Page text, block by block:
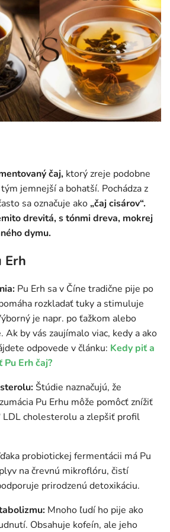
čaj, ktorý zreje podobne
jemnejší a bohatší. Pochádza z
sa označuje ako„čaj cisárov“.
drevitá,s tónmi dreva, mokrej
dymu.
Erh
Pu Erh sa v Číne tradične pije po
rozkladať tuky a stimuluje
je napr. po ťažkom alebo
Ak by vás zaujímalo viac, kedy a ako
odpovede v článku: Kedy piť a
Erh čaj?
Štúdie naznačujú, že
Pu Erhu môže pomôcť znížiť
LDL cholesterolu a zlepšiť profil
probiotickej fermentácii má Pu
na črevnú mikroflóru, čistí
prirodzenú detoxikáciu.
Mnoho ľudí ho pije ako
Obsahuje kofeín, ale jeho